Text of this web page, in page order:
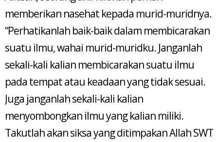
memberikan nasehat kepada murid-muridnya.
“Perhatikanlah baik-baik dalam membicarakan
suatu ilmu, wahai murid-muridku. Janganlah
sekali-kali kalian membicarakan suatu ilmu
pada tempat atau keadaan yang tidak sesuai.
Juga janganlah sekali-kali kalian
menyombongkan ilmu yang kalian miliki.
Takutlah akan siksa yang ditimpakan Allah SWT